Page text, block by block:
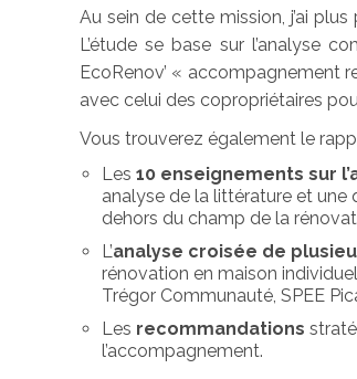
Au sein de cette mission, j’ai
L’étude se base sur l’analyse
EcoRenov’ « accompagnement
avec celui des copropriétaires
Vous trouverez également le
Les 10 enseignements sur
analyse de la littérature et une
dehors du champ de la
L’analyse croisée de
rénovation en maison
Trégor Communauté, SPEE
Les recommandations
l’accompagnement.